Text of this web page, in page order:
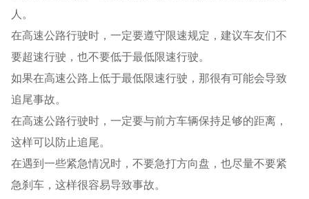
人。
在高速公路行驶时，一定要遵守限速规定，建议车友们不
要超速行驶，也不要低于最低限速行驶。
如果在高速公路上低于最低限速行驶，那很有可能会导致
追尾事故。
在高速公路行驶时，一定要与前方车辆保持足够的距离，
这样可以防止追尾。
在遇到一些紧急情况时，不要急打方向盘，也尽量不要紧
急刹车，这样很容易导致事故。